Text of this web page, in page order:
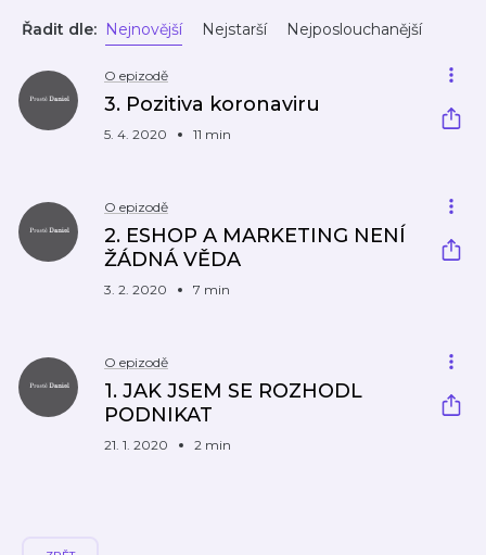
Řadit dle: Nejnovější Nejstarší Nejposlouchanější
O epizodě
3. Pozitiva koronaviru
5. 4. 2020 11 min
O epizodě
2. ESHOP A MARKETING NENÍ
ŽÁDNÁ VĚDA
3. 2. 2020 7 min
O epizodě
1. JAK JSEM SE ROZHODL
PODNIKAT
21. 1. 2020 2 min